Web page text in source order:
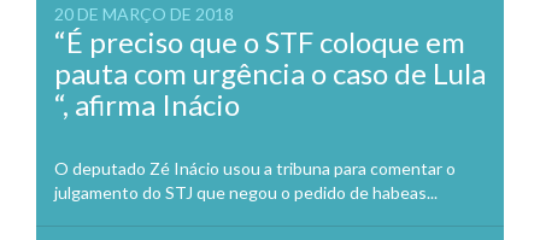
20 DE MARÇO DE 2018
“É preciso que o STF coloque em
pauta com urgência o caso de Lula
“, afirma Inácio
O deputado Zé Inácio usou a tribuna para comentar o
julgamento do STJ que negou o pedido de habeas...